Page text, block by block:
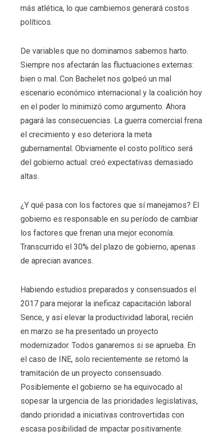
más atlética, lo que cambiemos generará costos
políticos.
De variables que no dominamos sabemos harto.
Siempre nos afectarán las fluctuaciones externas:
bien o mal. Con Bachelet nos golpeó un mal
escenario económico internacional y la coalición hoy
en el poder lo minimizó como argumento. Ahora
pagará las consecuencias. La guerra comercial frena
el crecimiento y eso deteriora la meta
gubernamental. Obviamente el costo político será
del gobierno actual: creó expectativas demasiado
altas.
¿Y qué pasa con los factores que sí manejamos? El
gobierno es responsable en su período de cambiar
los factores que frenan una mejor economía.
Transcurrido el 30% del plazo de gobierno, apenas
de aprecian avances.
Habiendo estudios preparados y consensuados el
2017 para mejorar la ineficaz capacitación laboral
Sence, y así elevar la productividad laboral, recién
en marzo se ha presentado un proyecto
modernizador. Todos ganaremos si se aprueba. En
el caso de INE, solo recientemente se retomó la
tramitación de un proyecto consensuado.
Posiblemente el gobierno se ha equivocado al
sopesar la urgencia de las prioridades legislativas,
dando prioridad a iniciativas controvertidas con
escasa posibilidad de impactar positivamente.